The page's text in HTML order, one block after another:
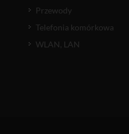
Przewody
Telefonia komórkowa
WLAN, LAN